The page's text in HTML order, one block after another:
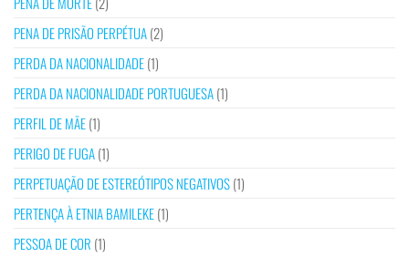
PENA DE PRISÃO PERPÉTUA(2)
PERDA DA NACIONALIDADE(1)
PERDA DA NACIONALIDADE PORTUGUESA(1)
PERFIL DE MÃE(1)
PERIGO DE FUGA(1)
PERPETUAÇÃO DE ESTEREÓTIPOS NEGATIVOS(1)
PERTENÇA À ETNIA BAMILEKE(1)
PESSOA DE COR (1)